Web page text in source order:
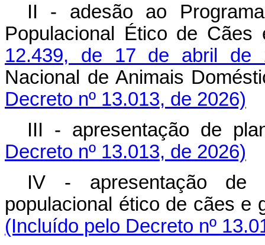
II - adesão ao
Populacional Ético de
12.439, de 17 de abril de
Nacional de Animais
Decreto nº 13.013, de 2026)
III - apresentação de
Decreto nº 13.013, de 2026)
IV - apresentação de
populacional ético de cães e
(Incluído pelo Decreto nº